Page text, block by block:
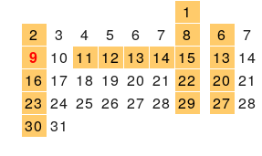
1
2
3 4 5 6 7
8
9
10 11 12 13 14 15
16 17 18 19 20 21 22
23 24 25 26 27 28 29
30 31
6
7
13 14
20 21
27 28